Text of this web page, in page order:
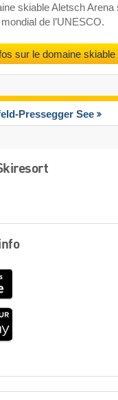
skiable Aletsch
de l’UNESCO.
sur le domaine skiable
Pressegger See
Google